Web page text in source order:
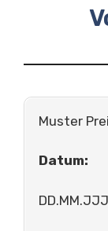
Muster
Datum: